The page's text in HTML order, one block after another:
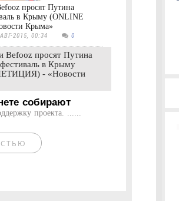
2015, 00:34 0
Befooz просят Путина
в Крыму
- «Новости
собирают
проекта. ......